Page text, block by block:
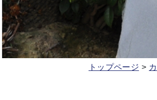
トップページ